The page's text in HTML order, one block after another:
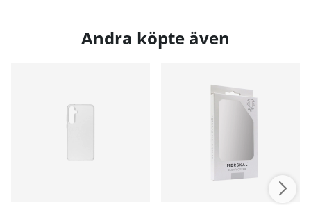
Andra köpte även